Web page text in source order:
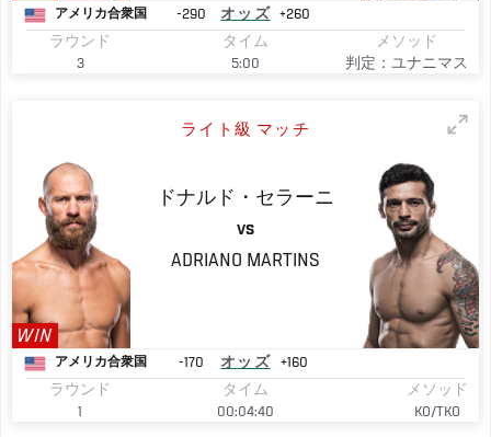
アメリカ合衆国 -290 オッズ
+260
ラウンド
3
タイム
5:00
メソッド
判定：ユナニマス
ライト級 マッチ
WIN
ドナルド・セラーニ
VS
ADRIANO MARTINS
アメリカ合衆国 -170 オッズ
+160
ラウンド
1
タイム
00:04:40
メソッド
KO/TKO